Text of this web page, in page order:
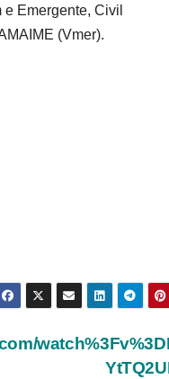
Emergente, Civil
(Vmer).